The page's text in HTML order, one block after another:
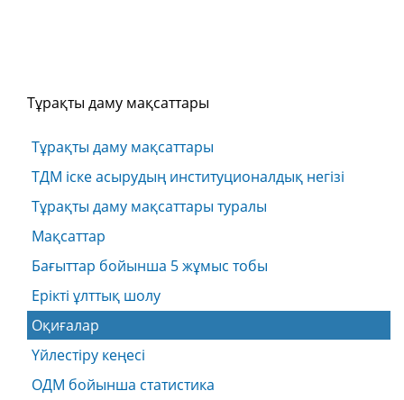
Тұрақты даму мақсаттары
Тұрақты даму мақсаттары
ТДМ іске асырудың институционалдық негізі
Тұрақты даму мақсаттары туралы
Мақсаттар
Бағыттар бойынша 5 жұмыс тобы
Ерікті ұлттық шолу
Оқиғалар
Үйлестіру кеңесі
ОДМ бойынша статистика